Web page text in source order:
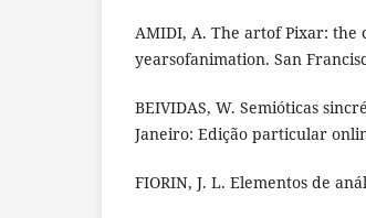
AMIDI, A. The artof Pixar: the
yearsofanimation. San
BEIVIDAS, W. Semióticas
Janeiro: Edição particular
FIORIN, J. L. Elementos de